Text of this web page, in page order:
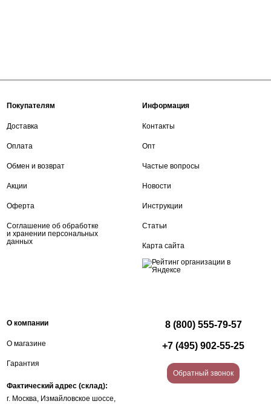
Покупателям
Доставка
Оплата
Обмен и возврат
Акции
Оферта
Соглашение об обработке
и хранении персональных
данных
Информация
Контакты
Опт
Частые вопросы
Новости
Инструкции
Статьи
Карта сайта
О компании
О магазине
Гарантия
Фактический адрес (склад):
г. Москва, Измайловское шоссе,
8 (800) 555-79-57
+7 (495) 902-55-25
Обратный звонок